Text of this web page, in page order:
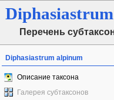
Diphasiastrum
Перечень
Diphasiastrum alpinum
Описание таксона
Галерея субтаксонов